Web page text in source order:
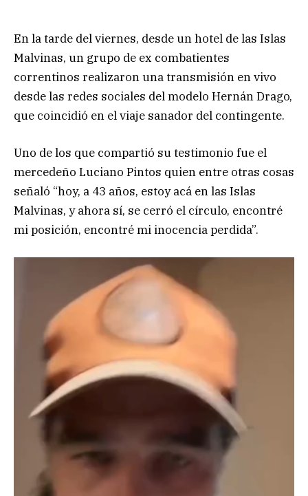
En la tarde del viernes, desde un hotel de las Islas
Malvinas, un grupo de ex combatientes
correntinos realizaron una transmisión en vivo
desde las redes sociales del modelo Hernán Drago,
que coincidió en el viaje sanador del contingente.
Uno de los que compartió su testimonio fue el
mercedeño Luciano Pintos quien entre otras cosas
señaló “hoy, a 43 años, estoy acá en las Islas
Malvinas, y ahora sí, se cerró el círculo, encontré
mi posición, encontré mi inocencia perdida”.